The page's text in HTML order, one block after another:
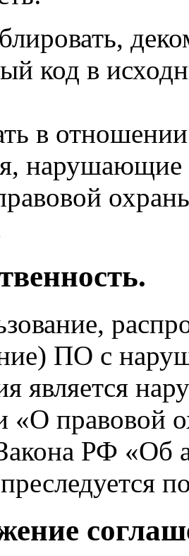
код в
в
ПО с
является
«О правовой
РФ «Об